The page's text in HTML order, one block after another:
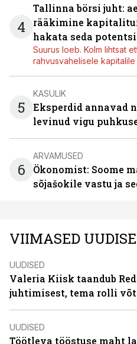
4
Tallinna börsi juht:
rääkimine
hakata seda
Suurus loeb. Kolm lihtsat
rahvusvahelisele
5
KASULIK
Eksperdid annavad
levinud vigu
6
ARVAMUSED
Ökonomist: Soome
sõjašokile vastu ja
VIIMASED
UUDISED
Valeria Kiisk taandub
juhtimisest, tema rolli
UUDISED
Töötleva tööstuse maht